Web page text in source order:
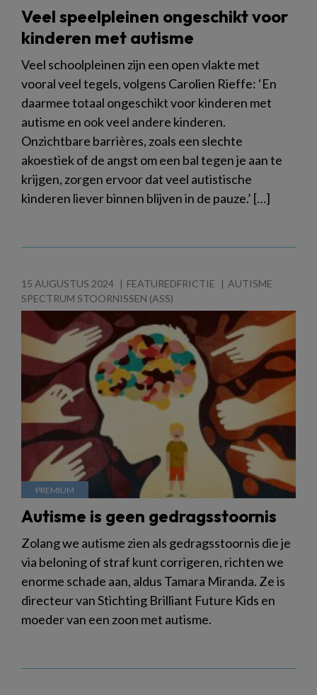
Veel speelpleinen ongeschikt voor
kinderen met autisme
Veel schoolpleinen zijn een open vlakte met
vooral veel tegels, volgens Carolien Rieffe: ‘En
daarmee totaal ongeschikt voor kinderen met
autisme en ook veel andere kinderen.
Onzichtbare barrières, zoals een slechte
akoestiek of de angst om een bal tegen je aan te
krijgen, zorgen ervoor dat veel autistische
kinderen liever binnen blijven in de pauze.’ […]
15 AUGUSTUS 2024 FEATUREDFRICTIE
AUTISME
SPECTRUM STOORNISSEN (ASS)
Autisme is geen gedragsstoornis
Zolang we autisme zien als gedragsstoornis die je
via beloning of straf kunt corrigeren, richten we
enorme schade aan, aldus Tamara Miranda. Ze is
directeur van Stichting Brilliant Future Kids en
moeder van een zoon met autisme.